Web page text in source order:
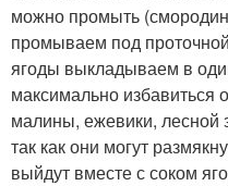
можно промыть
промываем под
ягоды выкладываем в
максимально
малины, ежевики, лесной
так как они могут
выйдут вместе с соком